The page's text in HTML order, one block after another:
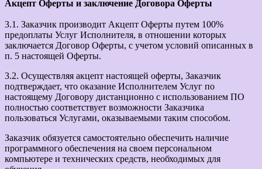
Акцепт Оферты и заключение Договора Оферты
3.1. Заказчик производит Акцепт Оферты путем 100%
предоплаты Услуг Исполнителя, в отношении которых
заключается Договор Оферты, с учетом условий описанных в
п. 5 настоящей Оферты.
3.2. Осуществляя акцепт настоящей оферты, Заказчик
подтверждает, что оказание Исполнителем Услуг по
настоящему Договору дистанционно с использованием ПО
полностью соответствует возможности Заказчика
пользоваться Услугами, оказываемыми таким способом.
Заказчик обязуется самостоятельно обеспечить наличие
программного обеспечения на своем персональном
компьютере и технических средств, необходимых для